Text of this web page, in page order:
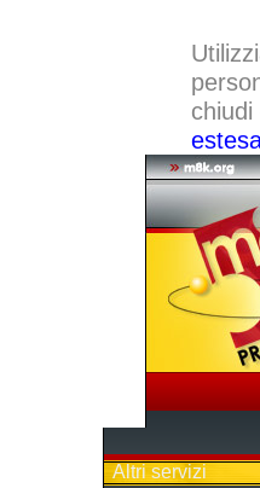
Altri servizi